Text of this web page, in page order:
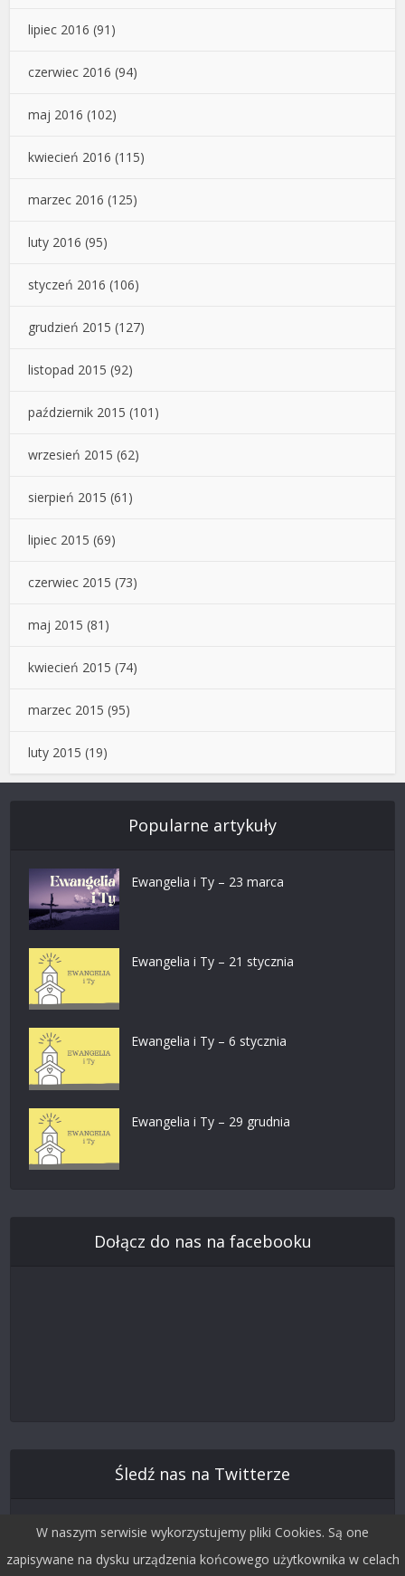
lipiec 2016 (91)
czerwiec 2016 (94)
maj 2016 (102)
kwiecień 2016 (115)
marzec 2016 (125)
luty 2016 (95)
styczeń 2016 (106)
grudzień 2015 (127)
listopad 2015 (92)
październik 2015 (101)
wrzesień 2015 (62)
sierpień 2015 (61)
lipiec 2015 (69)
czerwiec 2015 (73)
maj 2015 (81)
kwiecień 2015 (74)
marzec 2015 (95)
luty 2015 (19)
Popularne artykuły
Ewangelia i Ty – 23 marca
Ewangelia i Ty – 21 stycznia
Ewangelia i Ty – 6 stycznia
Ewangelia i Ty – 29 grudnia
Dołącz do nas na facebooku
Śledź nas na Twitterze
W naszym serwisie wykorzystujemy pliki Cookies. Są one
zapisywane na dysku urządzenia końcowego użytkownika w celach